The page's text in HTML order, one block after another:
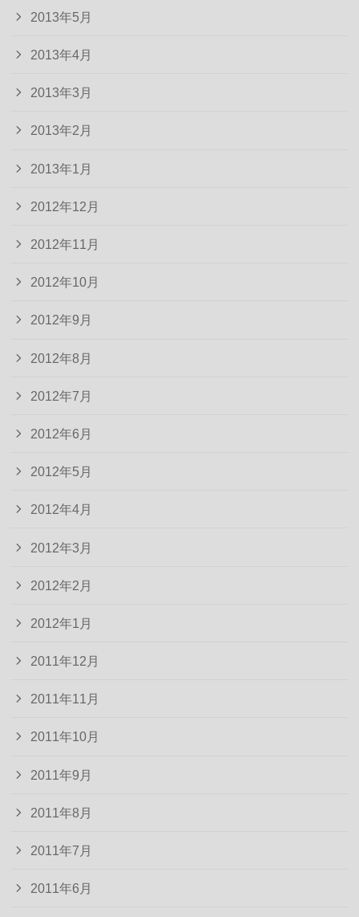
2013年5月
2013年4月
2013年3月
2013年2月
2013年1月
2012年12月
2012年11月
2012年10月
2012年9月
2012年8月
2012年7月
2012年6月
2012年5月
2012年4月
2012年3月
2012年2月
2012年1月
2011年12月
2011年11月
2011年10月
2011年9月
2011年8月
2011年7月
2011年6月